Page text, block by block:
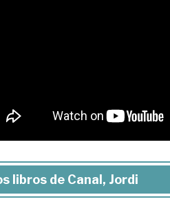
libros de Canal, Jordi